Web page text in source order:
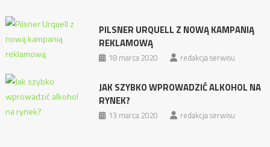
PILSNER URQUELL Z NOWĄ KAMPANIĄ
REKLAMOWĄ
18 marca 2020 redakcja serwisu
JAK SZYBKO WPROWADZIĆ ALKOHOL NA
RYNEK?
13 marca 2020 redakcja serwisu